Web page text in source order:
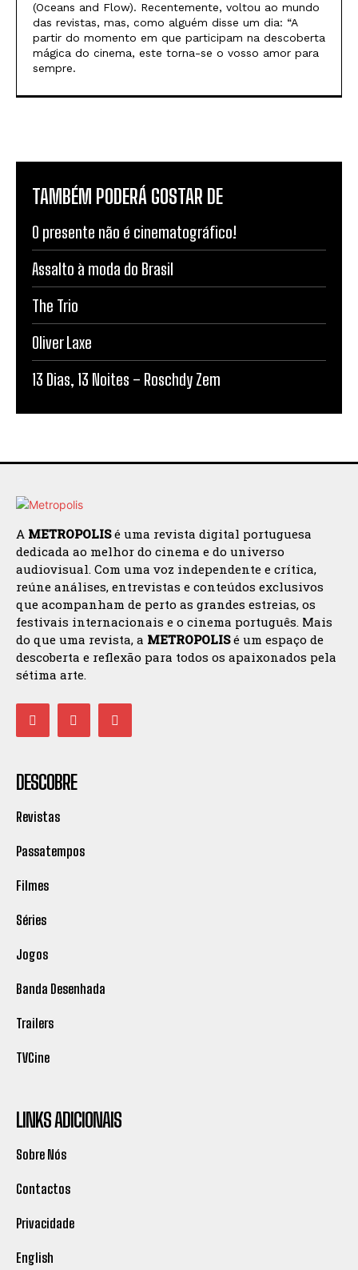
(Oceans and Flow). Recentemente, voltou ao mundo
das revistas, mas, como alguém disse um dia: “A
partir do momento em que participam na descoberta
mágica do cinema, este torna-se o vosso amor para
sempre.
TAMBÉM PODERÁ GOSTAR DE
O presente não é cinematográfico!
Assalto à moda do Brasil
The Trio
Oliver Laxe
13 Dias, 13 Noites – Roschdy Zem
A METROPOLISé uma revista digital portuguesa
dedicada ao melhor do cinema e do universo
audiovisual. Com uma voz independente e crítica,
reúne análises, entrevistas e conteúdos exclusivos
que acompanham de perto as grandes estreias, os
festivais internacionais e o cinema português. Mais
do que uma revista, a METROPOLISé um espaço de
descoberta e reflexão para todos os apaixonados pela
sétima arte.
DESCOBRE
Revistas
Passatempos
Filmes
Séries
Jogos
Banda Desenhada
Trailers
TVCine
LINKS ADICIONAIS
Sobre Nós
Contactos
Privacidade
English